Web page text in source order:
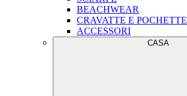
BEACHWEAR
CRAVATTE E POCHETTE
ACCESSORI
CASA